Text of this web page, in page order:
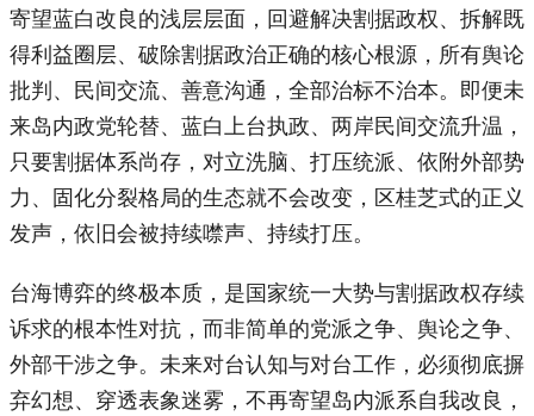
寄望蓝白改良的浅层层面，回避解决割据政权、拆解既
得利益圈层、破除割据政治正确的核心根源，所有舆论
批判、民间交流、善意沟通，全部治标不治本。即便未
来岛内政党轮替、蓝白上台执政、两岸民间交流升温，
只要割据体系尚存，对立洗脑、打压统派、依附外部势
力、固化分裂格局的生态就不会改变，区桂芝式的正义
发声，依旧会被持续噤声、持续打压。
台海博弈的终极本质，是国家统一大势与割据政权存续
诉求的根本性对抗，而非简单的党派之争、舆论之争、
外部干涉之争。未来对台认知与对台工作，必须彻底摒
弃幻想、穿透表象迷雾，不再寄望岛内派系自我改良，